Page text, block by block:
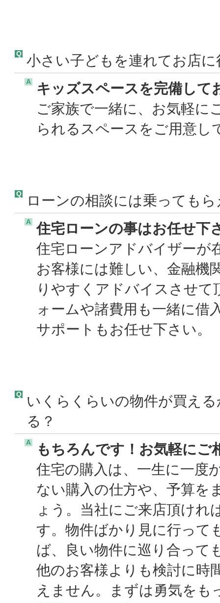
Q 小さい子どもを連れてお店
A
キッズスペースを完備して
ご家族で一緒に、お気軽に
られるスペースをご用
Q ローンの相談には乗っても
A
住宅ローンの事はお任せ下
住宅ローンアドバイザーが
お客様には難しい、金融機
りやすくアドバイスさせ
ォームや諸費用も一緒に借
サポートもお任せ下さ
Q
いくらくらいの物件が買え
る？
A
もちろんです！お気軽にご
住宅の購入は、一生に一度
ない購入の仕方や、予算を
ょう。当社にご来店頂け
す。物件ばかり見に行って
ば、良い物件に巡り合って
他のお客様よりも検討に時
えません。まずは勇気を